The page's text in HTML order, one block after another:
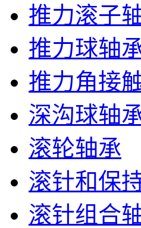
推力滚子
推力球轴
推力角接
深沟球轴
滚轮轴承
滚针和保
滚针组合